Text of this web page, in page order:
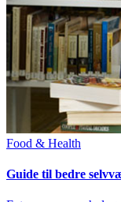
Food & Health
Guide til bedre